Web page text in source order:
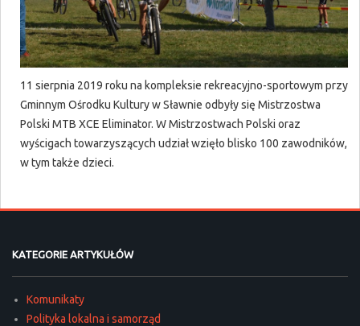
11 sierpnia 2019 roku na kompleksie rekreacyjno-sportowym przy
Gminnym Ośrodku Kultury w Sławnie odbyły się Mistrzostwa
Polski MTB XCE Eliminator. W Mistrzostwach Polski oraz
wyścigach towarzyszących udział wzięło blisko 100 zawodników,
w tym także dzieci.
KATEGORIE ARTYKUŁÓW
Komunikaty
Polityka lokalna i samorząd